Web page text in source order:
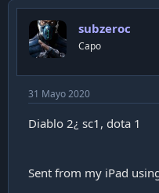
subzeroc
Capo
31 Mayo 2020
Diablo 2¿ sc1, dota 1
Sent from my iPad